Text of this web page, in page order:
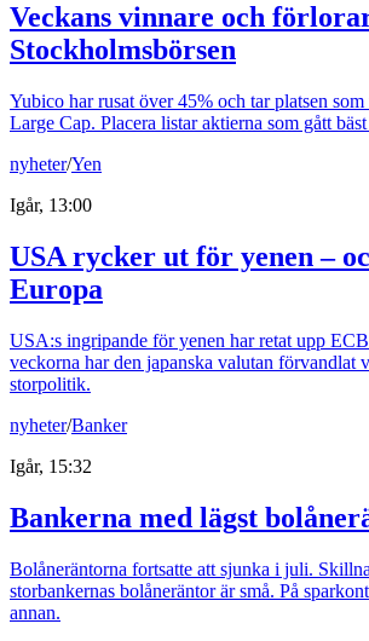
Veckans vinnare och
Stockholmsbörsen
Yubico har rusat över 45% och tar platsen
Large Cap. Placera listar aktierna som gått
nyheter/Yen
Igår, 13:00
USA rycker ut för yenen –
Europa
USA:s ingripande för yenen har retat upp
veckorna har den japanska valutan förvandlat
storpolitik.
nyheter/Banker
Igår, 15:32
Bankerna med lägst
Bolåneräntorna fortsatte att sjunka i juli.
storbankernas bolåneräntor är små. På
annan.